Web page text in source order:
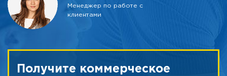
Менеджер по работе с
клиентами
Получите коммерческое